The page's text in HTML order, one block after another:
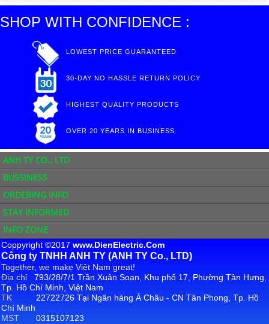
SHOP WITH CONFIDENCE :
LOWEST PRICE GUARANTEED
30-DAY NO HASSLE RETURN POLICY
HIGHEST QUALITY PRODUCTS
OVER 20 YEARS IN BUSINESS
ANH TY CO., LTD
BUSSINESS
ORDERING INFO
STAY INFORMED
INFO ZONE
Coppyright ©2017www.DienElectric.Com
Công ty TNHH ANH TY (ANH TY Co., LTD)
Together, we make Việt Nam great!
Địa chỉ793/28/7/1 Trần Xuân Soạn, Khu phố 17, Phường Tân Hưng,
Tp. Hồ Chí Minh, Việt Nam
TK 22722726 Tại Ngân hàng Á Châu - CN Tân Phong, Tp. Hồ
Chí Minh
MST0315107123